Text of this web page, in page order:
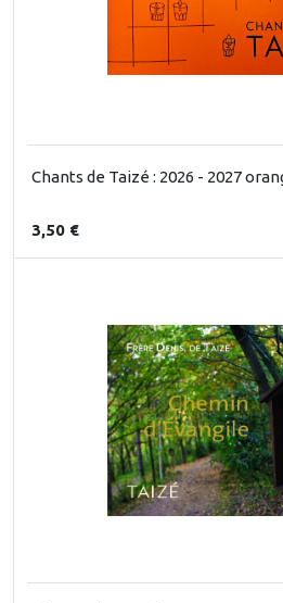
Chants de Taizé : 2026 - 2027
3,50 €